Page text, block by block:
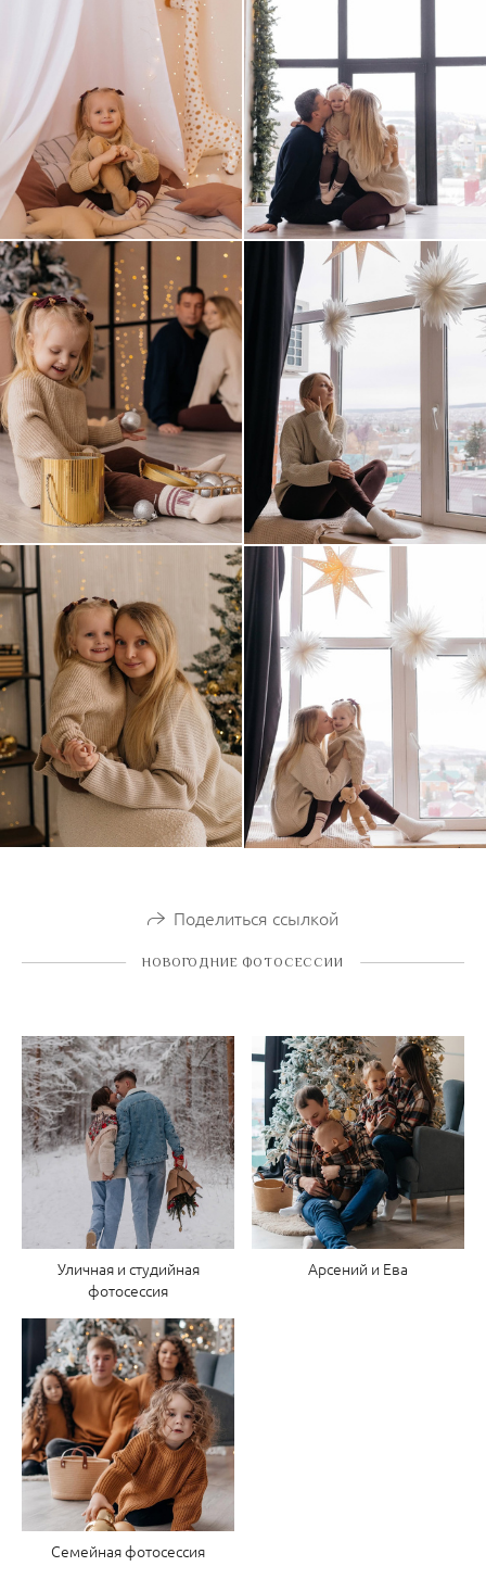
Поделиться ссылкой
НОВОГОДНИЕ ФОТОСЕССИИ
Уличная и студийная
фотосессия
Арсений и Ева
Семейная фотосессия